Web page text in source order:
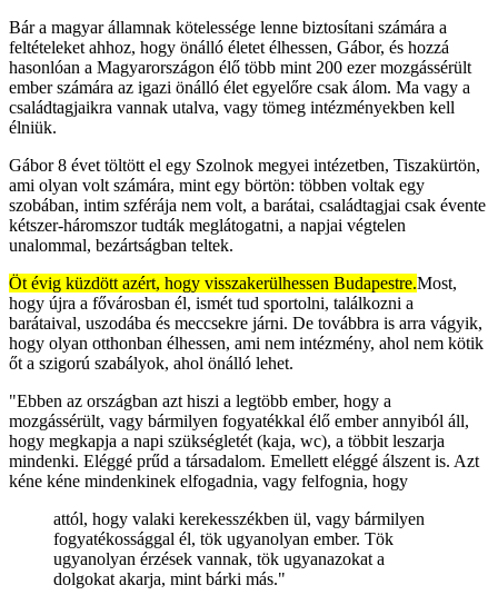
Bár a magyar államnak kötelessége lenne biztosítani számára a
feltételeket ahhoz, hogy önálló életet élhessen, Gábor, és hozzá
hasonlóan a Magyarországon élő több mint 200 ezer mozgássérült
ember számára az igazi önálló élet egyelőre csak álom. Ma vagy a
családtagjaikra vannak utalva, vagy tömeg intézményekben kell
élniük.
Gábor 8 évet töltött el egy Szolnok megyei intézetben, Tiszakürtön,
ami olyan volt számára, mint egy börtön: többen voltak egy
szobában, intim szférája nem volt, a barátai, családtagjai csak évente
kétszer-háromszor tudták meglátogatni, a napjai végtelen
unalommal, bezártságban teltek.
Öt évig küzdött azért, hogy visszakerülhessen Budapestre.Most,
hogy újra a fővárosban él, ismét tud sportolni, találkozni a
barátaival, uszodába és meccsekre járni. De továbbra is arra vágyik,
hogy olyan otthonban élhessen, ami nem intézmény, ahol nem kötik
őt a szigorú szabályok, ahol önálló lehet.
"Ebben az országban azt hiszi a legtöbb ember, hogy a
mozgássérült, vagy bármilyen fogyatékkal élő ember annyiból áll,
hogy megkapja a napi szükségletét (kaja, wc), a többit leszarja
mindenki. Eléggé prűd a társadalom. Emellett eléggé álszent is. Azt
kéne kéne mindenkinek elfogadnia, vagy felfognia, hogy
attól, hogy valaki kerekesszékben ül, vagy bármilyen
fogyatékossággal él, tök ugyanolyan ember. Tök
ugyanolyan érzések vannak, tök ugyanazokat a
dolgokat akarja, mint bárki más."